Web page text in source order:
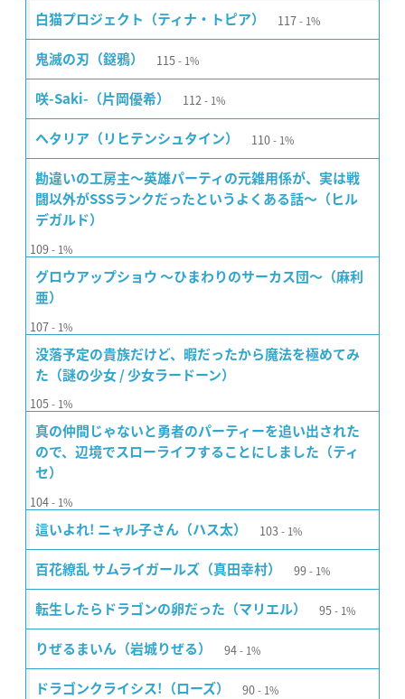
白猫プロジェクト（ティナ・トピア） 117 1%
鬼滅の刃（鎹鴉） 115 1%
咲-Saki-（片岡優希） 112 1%
ヘタリア（リヒテンシュタイン） 110 1%
勘違いの工房主〜英雄パーティの元雑用係が、実は戦
闘以外がSSSランクだったというよくある話〜（ヒル
デガルド）
109 1%
グロウアップショウ 〜ひまわりのサーカス団〜（麻利
亜）
107 1%
没落予定の貴族だけど、暇だったから魔法を極めてみ
た（謎の少女 / 少女ラードーン）
105 1%
真の仲間じゃないと勇者のパーティーを追い出された
ので、辺境でスローライフすることにしました（ティ
セ）
104 1%
這いよれ! ニャル子さん（ハス太） 103 1%
百花繚乱 サムライガールズ（真田幸村） 99 1%
転生したらドラゴンの卵だった（マリエル） 95 1%
りぜるまいん（岩城りぜる） 94 1%
ドラゴンクライシス!（ローズ） 90 1%